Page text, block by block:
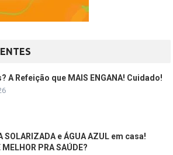
A Refeição que MAIS ENGANA! Cuidado!
SOLARIZADA e ÁGUA AZUL em casa!
PRA SAÚDE?